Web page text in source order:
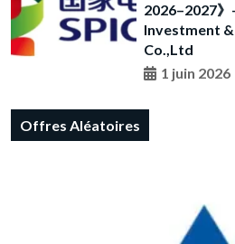
2026–2027
Investment
Co.,Ltd
1 juin 2026
Offres Aléatoires